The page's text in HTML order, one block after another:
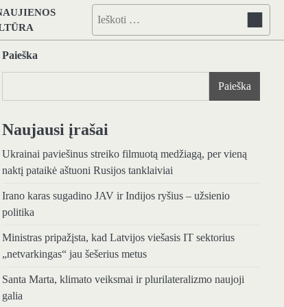
Ieškoti:
Paieška
Paieška
Naujausi įrašai
Ukrainai paviešinus streiko filmuotą medžiagą, per vieną
naktį pataikė aštuoni Rusijos tanklaiviai
Irano karas sugadino JAV ir Indijos ryšius – užsienio
politika
Ministras pripažįsta, kad Latvijos viešasis IT sektorius
„netvarkingas“ jau šešerius metus
Santa Marta, klimato veiksmai ir plurilateralizmo naujoji
galia